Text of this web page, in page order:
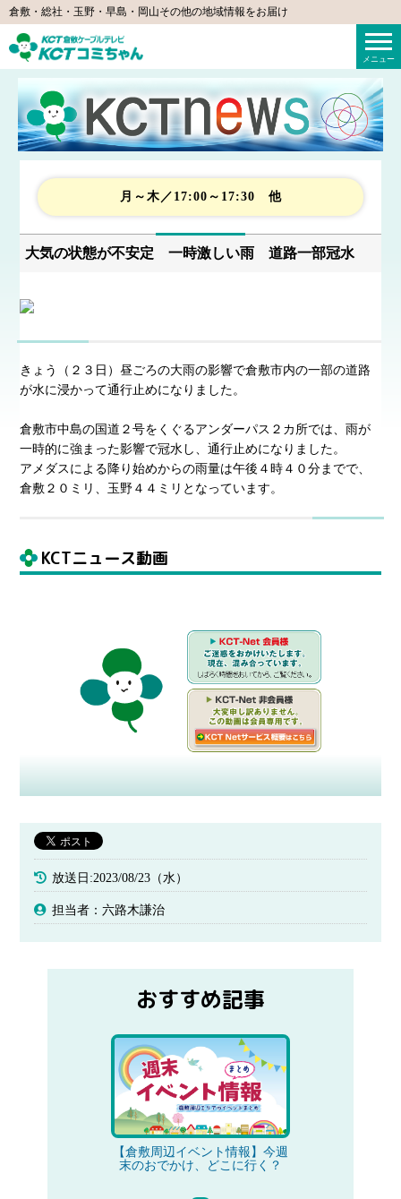
倉敷・総社・玉野・早島・岡山その他の地域情報をお届け
KCTコミちゃん（倉敷ケーブルテレビ）
メニュー
月～木／17:00～17:30 他
大気の状態が不安定 一時激しい雨 道路一部冠水
きょう（２３日）昼ごろの大雨の影響で倉敷市内の一部の道路
が水に浸かって通行止めになりました。
倉敷市中島の国道２号をくぐるアンダーパス２カ所では、雨が
一時的に強まった影響で冠水し、通行止めになりました。
アメダスによる降り始めからの雨量は午後４時４０分までで、
倉敷２０ミリ、玉野４４ミリとなっています。
KCTニュース動画
放送日:2023/08/23（水）
担当者：六路木謙治
おすすめ記事
【倉敷周辺イベント情報】今週
末のおでかけ、どこに行く？